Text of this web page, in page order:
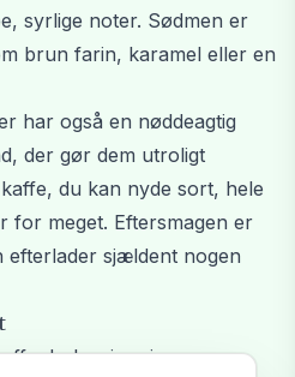
syrlige noter. Sødmen er
brun farin, karamel eller en
har også en nøddeagtig
der gør dem utroligt
du kan nyde sort, hele
for meget. Eftersmagen er
efterlader sjældent nogen
dyrkes i regioner som